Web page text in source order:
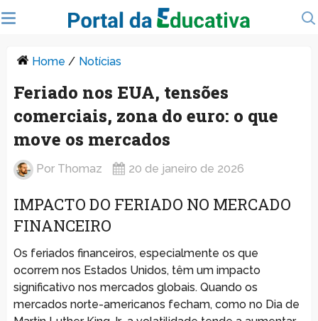
Home / Notícias
Feriado nos EUA, tensões
comerciais, zona do euro: o que
move os mercados
Por Thomaz 20 de janeiro de 2026
IMPACTO DO FERIADO NO MERCADO
FINANCEIRO
Os feriados financeiros, especialmente os que
ocorrem nos Estados Unidos, têm um impacto
significativo nos mercados globais. Quando os
mercados norte-americanos fecham, como no Dia de